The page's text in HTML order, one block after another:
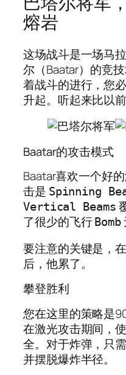
熔岩
这场战斗是一场马
尔（Baatar）的竞
着战斗的进行，您
升起。听起来比以
Baatar的攻击模式
Baatar喜欢一个好
击是 Spinning
Vertical Beams
了很少的飞行 Bomb
要注意的关键是，
后，他累了。
攀登胜利
您在这里的策略是
在激光攻击期间，
全。对于炸弹，只
并摆脱爆炸半径。